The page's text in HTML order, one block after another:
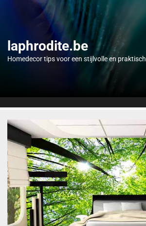
content
laphrodite.be
Homedecor tips voor een stijlvolle en